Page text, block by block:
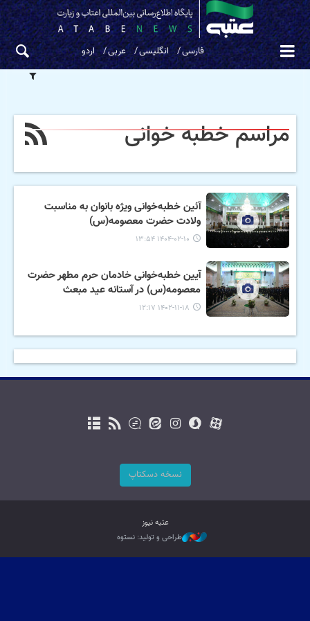
فارسی انگلیسی عربی اردو
مراسم خطبه خوانی
آئین خطبه‌خوانی ویژه بانوان به مناسبت
ولادت حضرت معصومه(س)
۱۴۰۴-۰۲-۱۰ ۱۳:۵۴
آیین خطبه‌خوانی خادمان حرم مطهر حضرت
معصومه(س) در آستانه عید مبعث
۱۴۰۲-۱۱-۱۸ ۱۲:۱۷
نسخه دسکتاپ
عتبه نیوز
طراحی و تولید: نستوه